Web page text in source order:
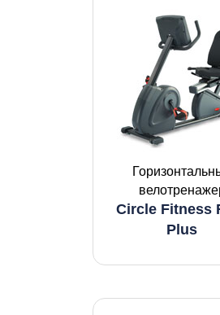
Circle Fitness
Plus